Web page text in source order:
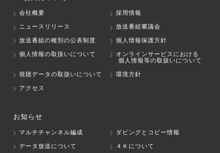
会社概要
採用情報
ニュースリリース
放送番組審議会
放送番組の種別の公表制度
個人情報保護方針
個人情報の取扱いについて
オンラインサービスにおける
個人情報等の取扱いについて
視聴データの取扱いについて
環境方針
アクセス
お知らせ
マルチチャンネル編成
ダビングとコピー情報
データ放送について
４Ｋについて